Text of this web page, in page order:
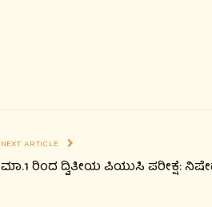
NEXT ARTICLE
ಮಾ.1 ರಿಂದ ದ್ವಿತೀಯ ಪಿಯುಸಿ ಪರೀಕ್ಷೆ: